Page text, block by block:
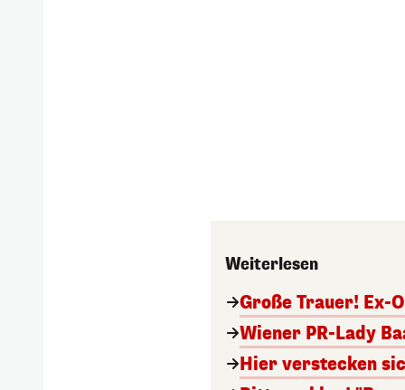
Weiterlesen
Große Trauer! Ex-
Wiener PR-Lady
Hier verstecken